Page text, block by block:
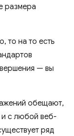
размера
то на то есть
— вы
обещают,
и с любой веб-
ряд